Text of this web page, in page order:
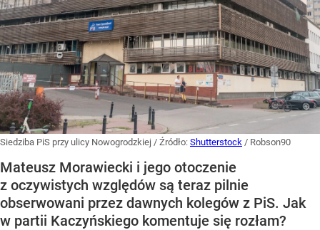
Siedziba PiS przy ulicy Nowogrodzkiej / Źródło: Shutterstock / Robson90
Mateusz Morawiecki i jego otoczenie
z oczywistych względów są teraz pilnie
obserwowani przez dawnych kolegów z PiS. Jak
w partii Kaczyńskiego komentuje się rozłam?